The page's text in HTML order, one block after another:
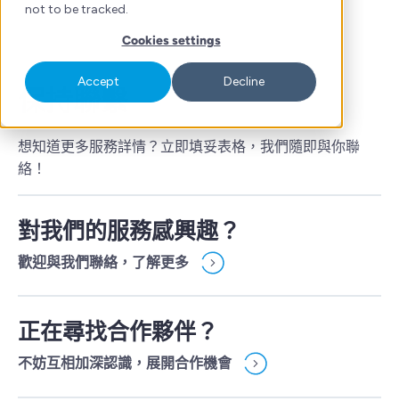
not to be tracked.
Cookies settings
Accept Decline
保持聯繫
想知道更多服務詳情？立即填妥表格，我們隨即與你聯
絡！
對我們的服務感興趣？
歡迎與我們聯絡，了解更多
正在尋找合作夥伴？
不妨互相加深認識，展開合作機會